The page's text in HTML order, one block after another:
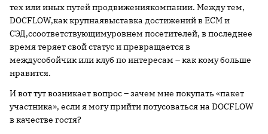
тех или иных путей продвижениякомпании. Между тем,
DOCFLOW,как крупнаявыставка достижений в ECMи
CЭД,ссоответствующимуровнем посетителей, в последнее
время теряет свой статус и превращается в
междусобойчик или клуб по интересам – как кому больше
нравится.
И вот тут возникает вопрос – зачем мне покупать «пакет
участника», если я могу прийти потусоваться на DOCFLOW
в качестве гостя?